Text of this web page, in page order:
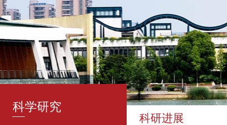
科学研究
科研进展